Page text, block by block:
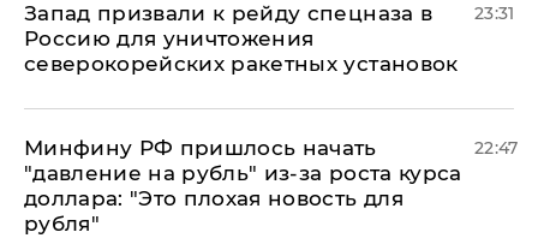
Запад призвали к рейду спецназа в
Россию для уничтожения
северокорейских ракетных установок
23:31
Минфину РФ пришлось начать
"давление на рубль" из-за роста курса
доллара: "Это плохая новость для
рубля"
22:47